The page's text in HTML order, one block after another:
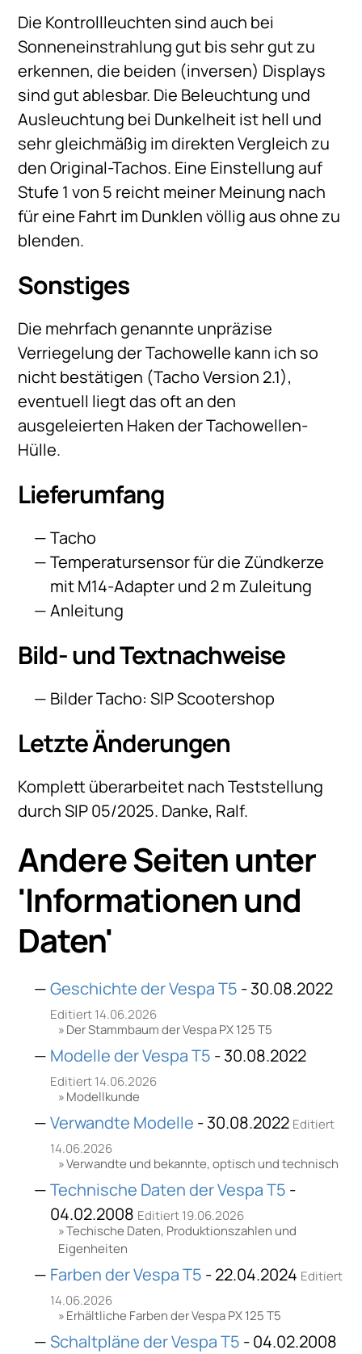
Die Kontrollleuchten sind auch bei
Sonneneinstrahlung gut bis sehr gut zu
erkennen, die beiden (inversen) Displays
sind gut ablesbar. Die Beleuchtung und
Ausleuchtung bei Dunkelheit ist hell und
sehr gleichmäßig im direkten Vergleich zu
den Original-Tachos. Eine Einstellung auf
Stufe 1 von 5 reicht meiner Meinung nach
für eine Fahrt im Dunklen völlig aus ohne zu
blenden.
Sonstiges
Die mehrfach genannte unpräzise
Verriegelung der Tachowelle kann ich so
nicht bestätigen (Tacho Version 2.1),
eventuell liegt das oft an den
ausgeleierten Haken der Tachowellen-
Hülle.
Lieferumfang
Tacho
Temperatursensor für die Zündkerze
mit M14-Adapter und 2 m Zuleitung
Anleitung
Bild- und Textnachweise
Bilder Tacho: SIP Scootershop
Letzte Änderungen
Komplett überarbeitet nach Teststellung
durch SIP 05/2025. Danke, Ralf.
Andere Seiten unter
'Informationen und
Daten'
Geschichte der Vespa T5 - 30.08.2022
Editiert 14.06.2026
Der Stammbaum der Vespa PX 125 T5
Modelle der Vespa T5 - 30.08.2022
Editiert 14.06.2026
Modellkunde
Verwandte Modelle - 30.08.2022 Editiert
14.06.2026
Verwandte und bekannte, optisch und technisch
Technische Daten der Vespa T5 -
04.02.2008 Editiert 19.06.2026
Techische Daten, Produktionszahlen und
Eigenheiten
Farben der Vespa T5 - 22.04.2024 Editiert
14.06.2026
Erhältliche Farben der Vespa PX 125 T5
Schaltpläne der Vespa T5 - 04.02.2008